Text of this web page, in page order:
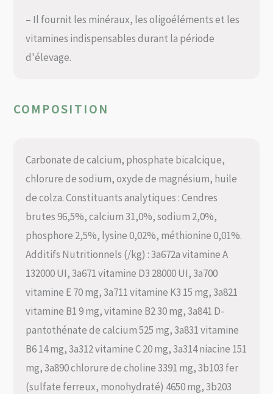
– Il fournit les minéraux, les oligoéléments et les
vitamines indispensables durant la période
d'élevage.
COMPOSITION
Carbonate de calcium, phosphate bicalcique,
chlorure de sodium, oxyde de magnésium, huile
de colza. Constituants analytiques : Cendres
brutes 96,5%, calcium 31,0%, sodium 2,0%,
phosphore 2,5%, lysine 0,02%, méthionine 0,01%.
Additifs Nutritionnels (/kg) : 3a672a vitamine A
132000 UI, 3a671 vitamine D3 28000 UI, 3a700
vitamine E 70 mg, 3a711 vitamine K3 15 mg, 3a821
vitamine B1 9 mg, vitamine B2 30 mg, 3a841 D-
pantothénate de calcium 525 mg, 3a831 vitamine
B6 14 mg, 3a312 vitamine C 20 mg, 3a314 niacine 151
mg, 3a890 chlorure de choline 3391 mg, 3b103 fer
(sulfate ferreux, monohydraté) 4650 mg, 3b203